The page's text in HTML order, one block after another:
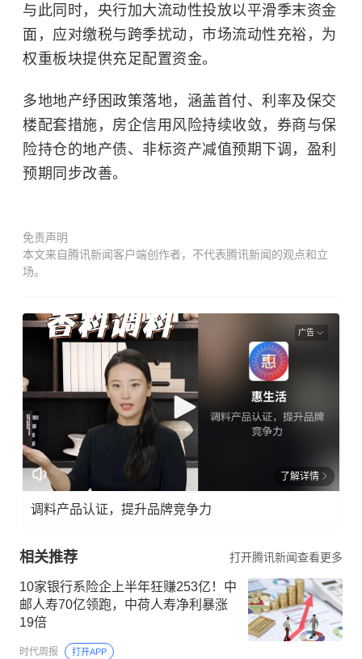
与此同时，央行加大流动性投放以平滑季末资金
面，应对缴税与跨季扰动，市场流动性充裕，为
权重板块提供充足配置资金。
多地地产纾困政策落地，涵盖首付、利率及保交
楼配套措施，房企信用风险持续收敛，券商与保
险持仓的地产债、 非标资产减值预期下调，盈利
预期同步改善。
免责声明
本文来自腾讯新闻客户端创作者，不代表腾讯新闻的观点和立
场。
广告
了解详情
调料产品认证，提升品牌竞争力
相关推荐 打开腾讯新闻查看更多
10家银行系险企上半年狂赚253亿！中
邮人寿70亿领跑，中荷人寿净利暴涨
19倍
时代周报 打开APP